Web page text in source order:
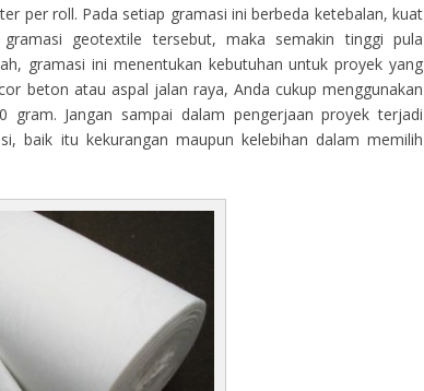
per roll. Pada setiap gramasi ini berbeda ketebalan, kuat
geotextile tersebut, maka semakin tinggi pula
gramasi ini menentukan kebutuhan untuk proyek yang
beton atau aspal jalan raya, Anda cukup menggunakan
gram. Jangan sampai dalam pengerjaan proyek terjadi
baik itu kekurangan maupun kelebihan dalam memilih